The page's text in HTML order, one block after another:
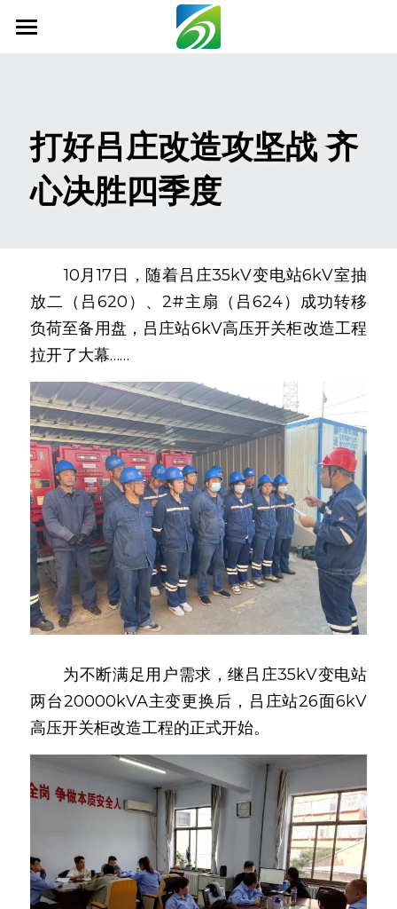
新闻资讯
信息公开
业务范围
科技创新
联系我们
搜索
打好吕庄改造攻坚战 齐
心决胜四季度
10月17日，随着吕庄35kV变电站6kV室抽
放二（吕620）、2#主扇（吕624）成功转移
负荷至备用盘，吕庄站6kV高压开关柜改造工程
拉开了大幕……
为不断满足用户需求，继吕庄35kV变电站
两台20000kVA主变更换后，吕庄站26面6kV
高压开关柜改造工程的正式开始。